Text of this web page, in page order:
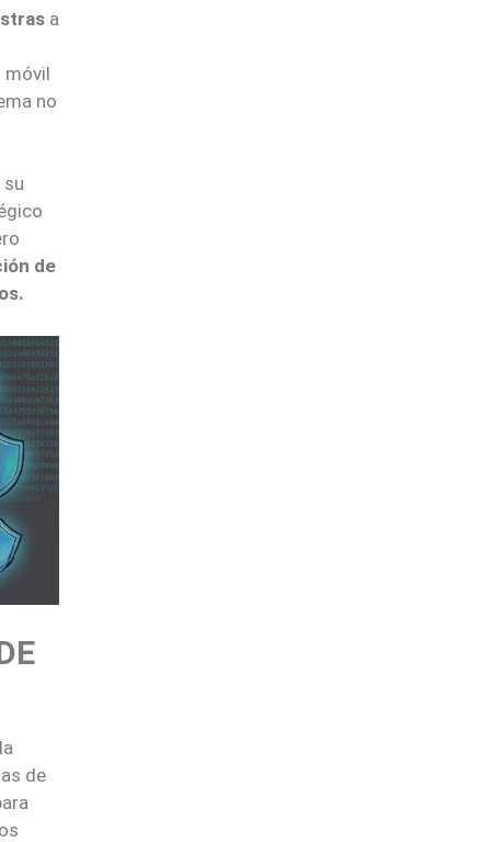
a
móvil
no
de
de